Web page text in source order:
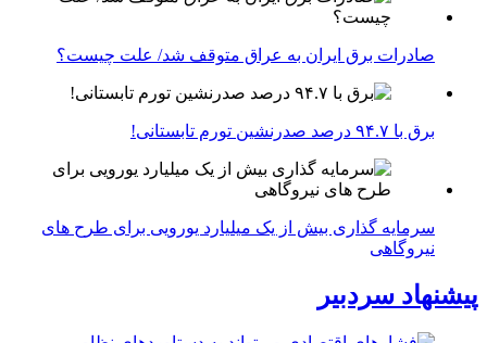
صادرات برق ایران به عراق متوقف شد/ علت چیست؟
برق با ۹۴.۷ درصد صدرنشین تورم تابستانی!
سرمایه گذاری بیش از یک میلیارد یورویی برای طرح های
نیروگاهی
پیشنهاد سردبیر